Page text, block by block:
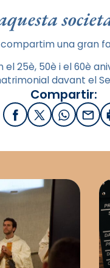
una gran
25è, 50è i el 60è
davant el
Compartir:
FacebookX / Twitter